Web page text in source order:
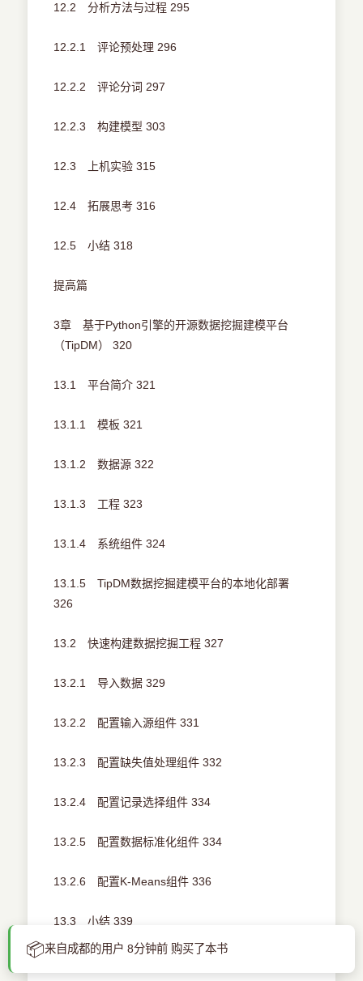
12.2 分析方法与过程 295
12.2.1 评论预处理 296
12.2.2 评论分词 297
12.2.3 构建模型 303
12.3 上机实验 315
12.4 拓展思考 316
12.5 小结 318
提高篇
3章 基于Python引擎的开源数据挖掘建模平台
（TipDM） 320
13.1 平台简介 321
13.1.1 模板 321
13.1.2 数据源 322
13.1.3 工程 323
13.1.4 系统组件 324
13.1.5 TipDM数据挖掘建模平台的本地化部署
326
13.2 快速构建数据挖掘工程 327
13.2.1 导入数据 329
13.2.2 配置输入源组件 331
13.2.3 配置缺失值处理组件 332
13.2.4 配置记录选择组件 334
13.2.5 配置数据标准化组件 334
13.2.6 配置K-Means组件 336
13.3 小结 339
📦来自成都的用户 8分钟前 购买了本书